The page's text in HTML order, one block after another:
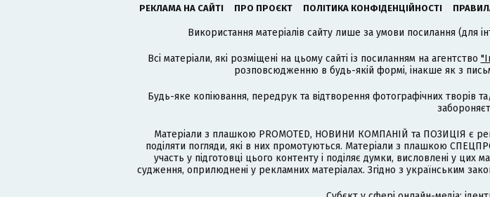
РЕКЛАМА НА САЙТІ ПРО ПРОЄКТ ПОЛІТИКА КОНФІДЕНЦІЙНОСТІ
Використання матеріалів сайту лише за умови посилання (для
Всі матеріали, які розміщені на цьому сайті із посиланням на агентство
розповсюдженню в будь-якій формі, інакше як з
Будь-яке копіювання, передрук та відтворення фотографічних творів
Матеріали з плашкою PROMOTED, НОВИНИ КОМПАНІЙ та ПОЗИЦІЯ є
поділяти погляди, які в них промотуються. Матеріали з плашкою
участь у підготовці цього контенту і поділяє думки, висловлені у цих
судження, оприлюднені у рекламних матеріалах. Згідно з українським